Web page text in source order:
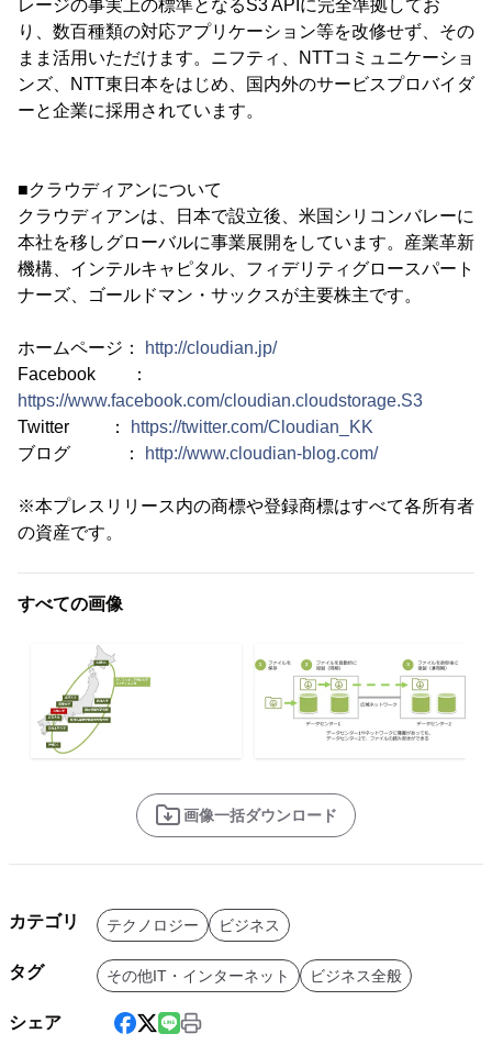
レージの事実上の標準となるS3 APIに完全準拠してお
り、数百種類の対応アプリケーション等を改修せず、その
まま活用いただけます。ニフティ、NTTコミュニケーショ
ンズ、NTT東日本をはじめ、国内外のサービスプロバイダ
ーと企業に採用されています。
■クラウディアンについて
クラウディアンは、日本で設立後、米国シリコンバレーに
本社を移しグローバルに事業展開をしています。産業革新
機構、インテルキャピタル、フィデリティグロースパート
ナーズ、ゴールドマン・サックスが主要株主です。
ホームページ：
http://cloudian.jp/
Facebook ：
https://www.facebook.com/cloudian.cloudstorage.S3
Twitter ：
https://twitter.com/Cloudian_KK
ブログ ：
http://www.cloudian-blog.com/
※本プレスリリース内の商標や登録商標はすべて各所有者
の資産です。
すべての画像
画像一括ダウンロード
カテゴリ テクノロジー ビジネス
タグ その他IT・インターネット ビジネス全般
シェア